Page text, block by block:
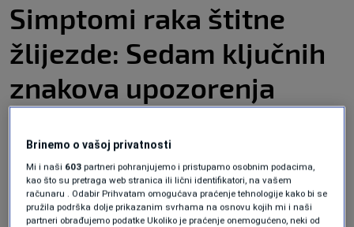
Simptomi raka štitne
žlijezde: Sedam ključnih
znakova upozorenja
upravlja brojnim metaboličkim procesima u
tijelu. Rak može nastati iz različitih ćelija
unutar žlijezde, a najčešći oblici su:
Brinemo o vašoj privatnosti
Mi i naši 603 partneri pohranjujemo i pristupamo osobnim podacima,
kao što su pretraga web stranica ili lični identifikatori, na vašem
računaru . Odabir Prihvatam omogućava praćenje tehnologije kako bi se
pružila podrška dolje prikazanim svrhama na osnovu kojih mi i naši
partneri obrađujemo podatke Ukoliko je praćenje onemogućeno, neki od